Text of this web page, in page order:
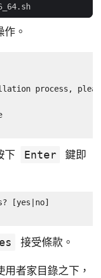
。
process,
下 Enter
鍵即
[yes|no]
接受條款。
者家目錄之下，